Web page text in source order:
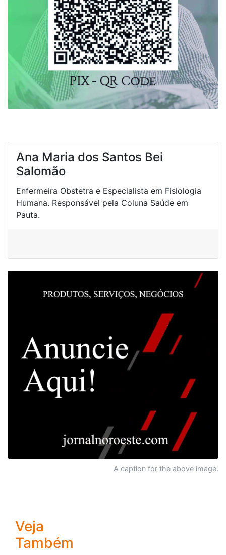
Ana Maria dos Santos Bei
Salomão
Enfermeira Obstetra e Especialista em Fisiologia
Humana. Responsável pela Coluna Saúde em
Pauta.
A caption for the above image.
Veja
Também